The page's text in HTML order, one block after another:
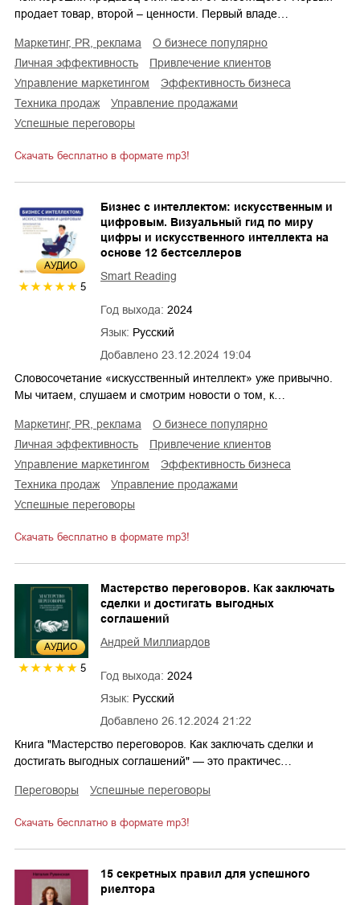
продает товар, второй – ценности. Первый владе…
маркетинг, PR, реклама
о бизнесе популярно
личная эффективность
привлечение клиентов
управление маркетингом
эффективность бизнеса
техника продаж
управление продажами
успешные переговоры
Скачать бесплатно в формате mp3!
AУДИО
5
Добавлено 23.12.2024 19:04
Бизнес с интеллектом: искусственным и
цифровым. Визуальный гид по миру
цифры и искусственного интеллекта на
основе 12 бестселлеров
Smart Reading
Год выхода: 2024
Язык: Русский
Словосочетание «искусственный интеллект» уже привычно.
Мы читаем, слушаем и смотрим новости о том, к…
маркетинг, PR, реклама
о бизнесе популярно
личная эффективность
привлечение клиентов
управление маркетингом
эффективность бизнеса
техника продаж
управление продажами
успешные переговоры
Скачать бесплатно в формате mp3!
AУДИО
5
Добавлено 26.12.2024 21:22
Мастерство переговоров. Как заключать
сделки и достигать выгодных
соглашений
Андрей Миллиардов
Год выхода: 2024
Язык: Русский
Книга "Мастерство переговоров. Как заключать сделки и
достигать выгодных соглашений" — это практичес…
переговоры успешные переговоры
Скачать бесплатно в формате mp3!
15 секретных правил для успешного
риелтора